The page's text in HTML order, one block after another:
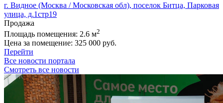
г. Видное (Москва / Московская обл), поселок Битца, Парковая
улица, д.1стр19
Продажа
Площадь помещения: 2.6 м2
Цена за помещение: 325 000 руб.
Перейти
Все новости портала
Смотреть все новости